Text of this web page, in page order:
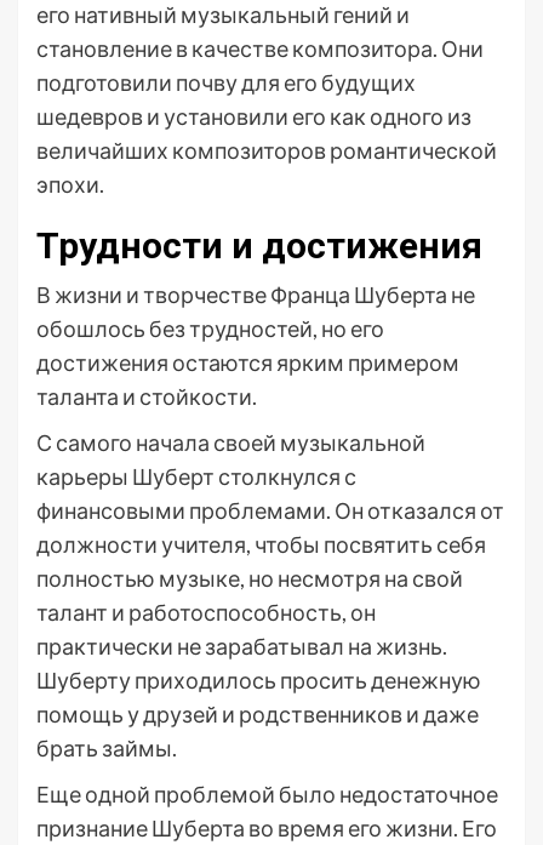
его нативный музыкальный гений и
становление в качестве композитора. Они
подготовили почву для его будущих
шедевров и установили его как одного из
величайших композиторов романтической
эпохи.
Трудности и достижения
В жизни и творчестве Франца Шуберта не
обошлось без трудностей, но его
достижения остаются ярким примером
таланта и стойкости.
С самого начала своей музыкальной
карьеры Шуберт столкнулся с
финансовыми проблемами. Он отказался от
должности учителя, чтобы посвятить себя
полностью музыке, но несмотря на свой
талант и работоспособность, он
практически не зарабатывал на жизнь.
Шуберту приходилось просить денежную
помощь у друзей и родственников и даже
брать займы.
Еще одной проблемой было недостаточное
признание Шуберта во время его жизни. Его